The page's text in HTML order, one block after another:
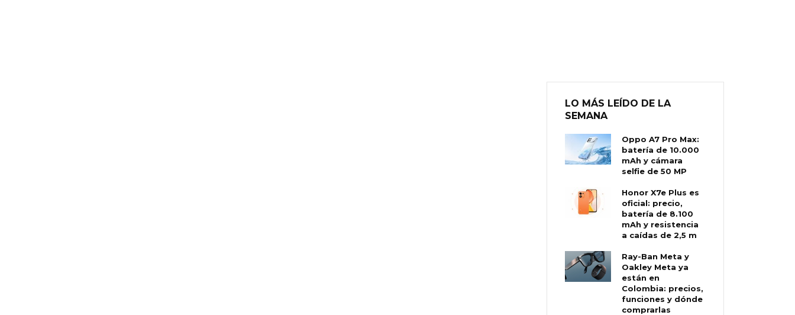
LO MÁS LEÍDO DE LA
SEMANA
Oppo A7 Pro Max:
batería de 10.000
mAh y cámara
selfie de 50 MP
Honor X7e Plus es
oficial: precio,
batería de 8.100
mAh y resistencia
a caídas de 2,5 m
Ray-Ban Meta y
Oakley Meta ya
están en
Colombia: precios,
funciones y dónde
comprarlas